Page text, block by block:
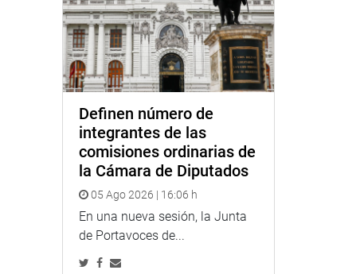
Definen número de
integrantes de las
comisiones ordinarias de
la Cámara de Diputados
05 Ago 2026 | 16:06 h
En una nueva sesión, la Junta
de Portavoces de...